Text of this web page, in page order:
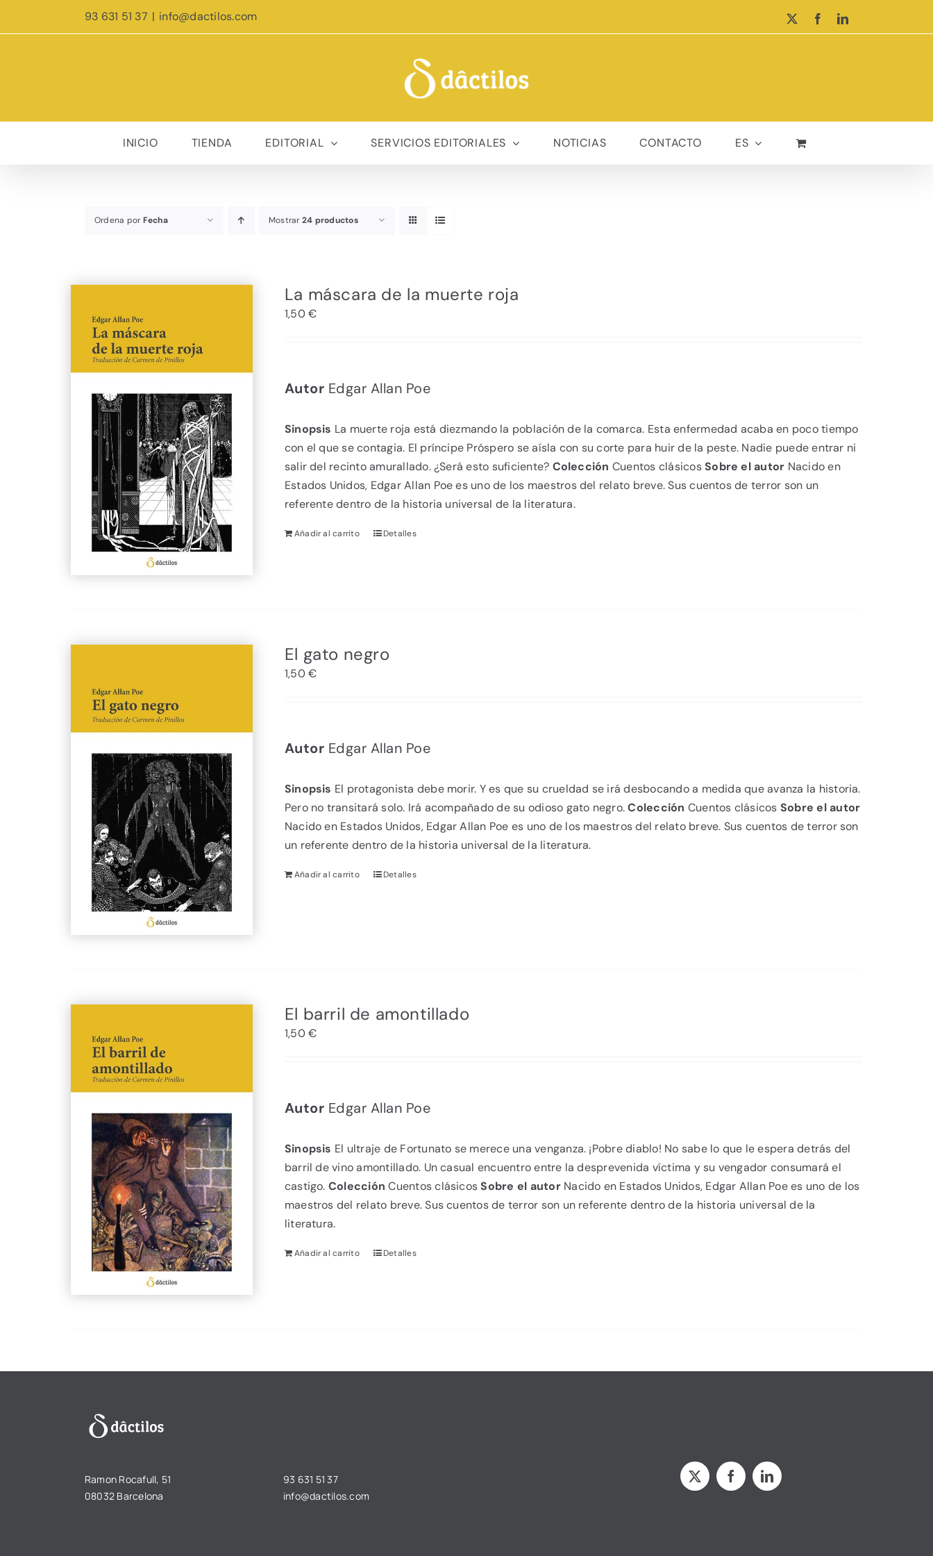
93 631 51 37 | info@dactilos.com FacebookLinkedIn
INICIO TIENDA EDITORIAL SERVICIOS EDITORIALES NOTICIAS CONTACTO ES
Ordena por Fecha Mostrar 24 productos
La máscara de la muerte roja
1,50€
Autor Edgar Allan Poe
Sinopsis La muerte roja está diezmando la población de la comarca. Esta enfermedad acaba en poco tiempo
con el que se contagia. El príncipe Próspero se aísla con su corte para huir de la peste. Nadie puede entrar ni
salir del recinto amurallado. ¿Será esto suficiente? Colección Cuentos clásicosSobre el autor Nacido en
Estados Unidos, Edgar Allan Poe es uno de los maestros del relato breve. Sus cuentos de terror son un
referente dentro de la historia universal de la literatura.
Añadir al carrito Detalles
El gato negro
1,50€
Autor Edgar Allan Poe
Sinopsis El protagonista debe morir. Y es que su crueldad se irá desbocando a medida que avanza la historia.
Pero no transitará solo. Irá acompañado de su odioso gato negro.Colección Cuentos clásicos Sobre el autor
Nacido en Estados Unidos, Edgar Allan Poe es uno de los maestros del relato breve. Sus cuentos de terror son
un referente dentro de la historia universal de la literatura.
Añadir al carrito Detalles
El barril de amontillado
1,50€
Autor Edgar Allan Poe
Sinopsis El ultraje de Fortunato se merece una venganza. ¡Pobre diablo! No sabe lo que le espera detrás del
barril de vino amontillado. Un casual encuentro entre la desprevenida víctima y su vengador consumará el
castigo. Colección Cuentos clásicosSobre el autor Nacido en Estados Unidos, Edgar Allan Poe es uno de los
maestros del relato breve. Sus cuentos de terror son un referente dentro de la historia universal de la
literatura.
Añadir al carrito Detalles
Ramon Rocafull, 51
08032 Barcelona
93 631 51 37
info@dactilos.com